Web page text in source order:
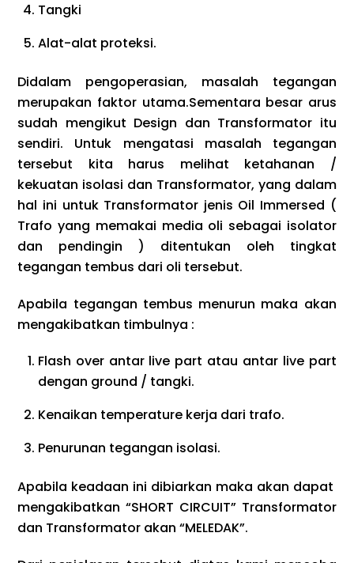
Tangki
Alat-alat proteksi.
Didalam pengoperasian, masalah tegangan
merupakan faktor utama.Sementara besar arus
sudah mengikut Design dan Transformator itu
sendiri. Untuk mengatasi masalah tegangan
tersebut kita harus melihat ketahanan /
kekuatan isolasi dan Transformator, yang dalam
hal ini untuk Transformator jenis Oil Immersed (
Trafo yang memakai media oli sebagai isolator
dan pendingin ) ditentukan oleh tingkat
tegangan tembus dari oli tersebut.
Apabila tegangan tembus menurun maka akan
mengakibatkan timbulnya :
Flash over antar live part atau antar live part
dengan ground / tangki.
Kenaikan temperature kerja dari trafo.
Penurunan tegangan isolasi.
Apabila keadaan ini dibiarkan maka akan dapat
mengakibatkan “SHORT CIRCUIT” Transformator
dan Transformator akan “MELEDAK”.